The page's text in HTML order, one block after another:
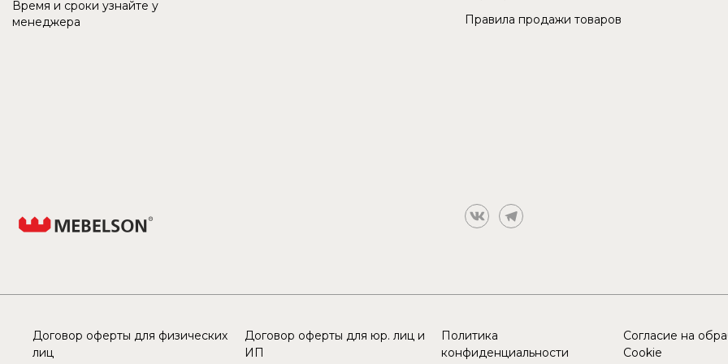
Время и сроки узнайте у
менеджера
Правила продажи товаров
Договор оферты для физических
лиц
Договор оферты для юр. лиц и
ИП
Политика
конфиденциальности
Согласие на
Cookie